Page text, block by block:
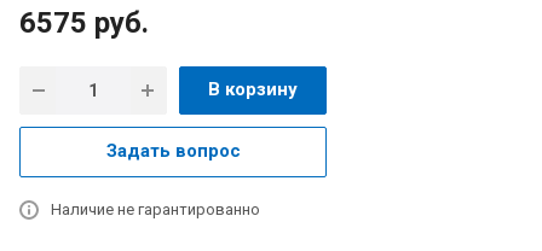
6575 руб.
В корзину
Задать вопрос
Наличие не гарантированно